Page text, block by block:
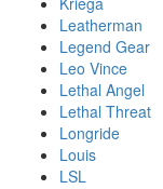
Leatherman
Legend Gear
Leo Vince
Lethal Angel
Lethal Threat
Longride
Louis
LSL